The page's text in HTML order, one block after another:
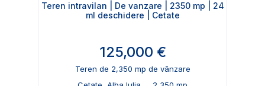
Teren intravilan | De vanzare | 2350 mp | 24
ml deschidere | Cetate
125,000 €
Teren de 2,350 mp de vânzare